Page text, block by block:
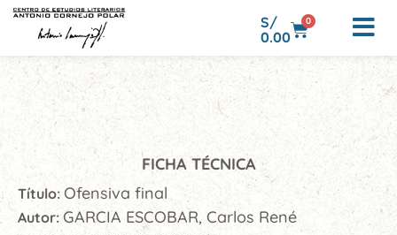
S/
0.00
0
FICHA TÉCNICA
Título: Ofensiva final
Autor: GARCIA ESCOBAR, Carlos René